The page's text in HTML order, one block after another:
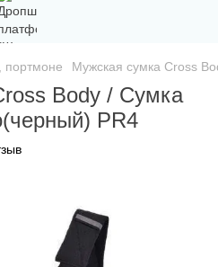
портмоне Мужская сумка Cross
Body / Сумка
PR4